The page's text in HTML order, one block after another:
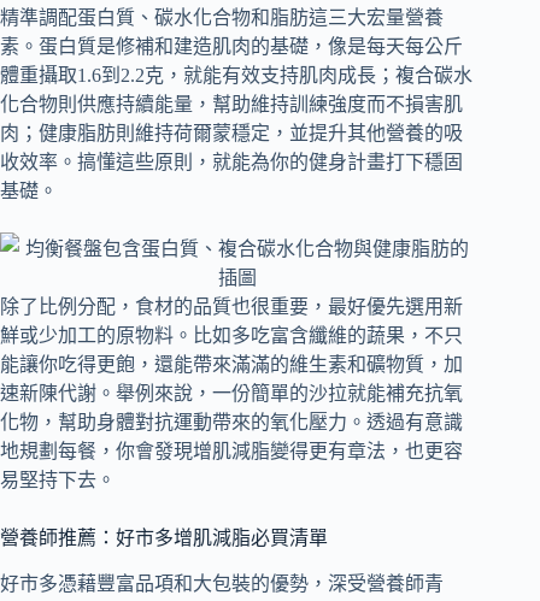
精準調配蛋白質、碳水化合物和脂肪這三大宏量營養
素。蛋白質是修補和建造肌肉的基礎，像是每天每公斤
體重攝取1.6到2.2克，就能有效支持肌肉成長；複合碳水
化合物則供應持續能量，幫助維持訓練強度而不損害肌
肉；健康脂肪則維持荷爾蒙穩定，並提升其他營養的吸
收效率。搞懂這些原則，就能為你的健身計畫打下穩固
基礎。
除了比例分配，食材的品質也很重要，最好優先選用新
鮮或少加工的原物料。比如多吃富含纖維的蔬果，不只
能讓你吃得更飽，還能帶來滿滿的維生素和礦物質，加
速新陳代謝。舉例來說，一份簡單的沙拉就能補充抗氧
化物，幫助身體對抗運動帶來的氧化壓力。透過有意識
地規劃每餐，你會發現增肌減脂變得更有章法，也更容
易堅持下去。
營養師推薦：好市多增肌減脂必買清單
好市多憑藉豐富品項和大包裝的優勢，深受營養師青